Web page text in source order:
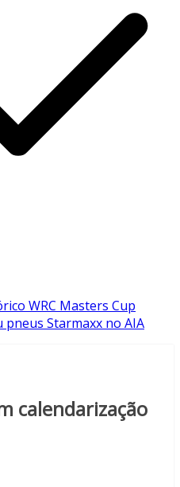
WRC Masters Cup
Starmaxx no AIA
calendarização